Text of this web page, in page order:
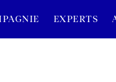
EXPERTS